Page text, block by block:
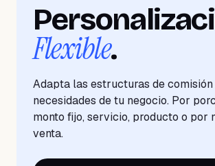
Flexible.
Adapta las estructuras de comisión
necesidades de tu negocio. Por
monto fijo, servicio, producto o por
venta.